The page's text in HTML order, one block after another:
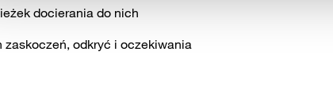
docierania do nich
odkryć i oczekiwania